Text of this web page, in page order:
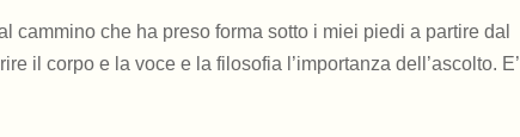
cammino che ha preso forma sotto i miei piedi a partire dal
il corpo e la voce e la filosofia l’importanza dell’ascolto. E’